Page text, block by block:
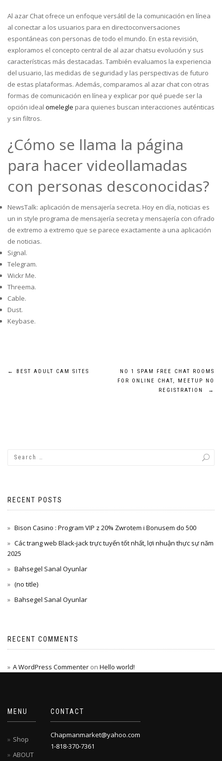
Al azar Chat ofrece un enfoque versátil de la comunicación en línea
al conectar a los usuarios para en directoconversaciones
espontáneas con personas de todo el mundo. En esta revisión,
exploramos el concepto central de al azar chatsu evolución y sus
características más destacadas. También evaluamos la experiencia
del usuario, las medidas de seguridad y las perspectivas de futuro
de estas plataformas. Además, comparamos al azar chat con otras
formas de comunicación en línea y explicar por qué puede ser la
opción ideal omelegle para quienes buscan interacciones auténticas
y sin filtros.
¿Cómo se llama la página
para hacer videollamadas
con personas desconocidas?
NewsTalk: aplicación de mensajería secreta. Hoy en día, noticias es
un in style programa de mensajería secreta y mensajería con cifrado
de extremo a extremo que se parece exactamente a una aplicación
de noticias.
Signal.
Telegram.
Wickr Me.
Threema.
Cable.
Dust.
Keybase.
Post
← BEST ADULT CAM SITES
NO 1 SPAM FREE CHAT ROOMS
FOR ONLINE CHAT, MEETUP NO
REGISTRATION
→
RECENT POSTS
Bison Casino : Program VIP z 20% Zwrotem i Bonusem do 500
Các trang web Black-jack trực tuyến tốt nhất, lợi nhuận thực sự năm
2025
Bahsegel Sanal Oyunlar
(no title)
Bahsegel Sanal Oyunlar
RECENT COMMENTS
A WordPress Commenter on Hello world!
MENU
Shop
ABOUT
CONTACT
Chapmanmarket@yahoo.com
1-818-370-7361